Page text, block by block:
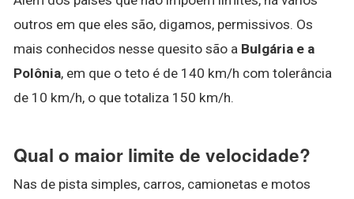
outros em que eles são, digamos, permissivos. Os
mais conhecidos nesse quesito são a Bulgária e a
Polônia, em que o teto é de 140 km/h com tolerância
de 10 km/h, o que totaliza 150 km/h.
Qual o maior limite de velocidade?
Nas de pista simples, carros, camionetas e motos